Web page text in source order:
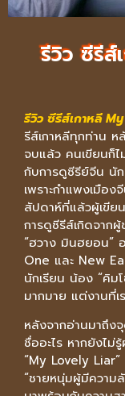
รีวิว ซีรีส์
รีวิว ซีรีส์เกาหลี
รีส์เกาหลีทุกท่าน ห
จบแล้ว คนเขียนก็ไ
กับการดูซีรีย์จีน นั
เพราะกำแพงเมือ
สัปดาห์ที่แล้วผู้เขีย
การดูซีรีส์เกิดจาก
“ฮวาง มินฮยอน”
One และ New
นักเรียน น้อง “คิ
มากมาย แต่งานที่เ
หลังจากอ่านมาถึง
ชื่ออะไร หากยังไม่
“My Lovely Liar”
“ชายหนุ่มผู้มีควา